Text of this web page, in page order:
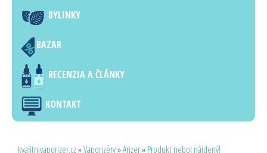
BYLINKY
BAZAR
RECENZIA A ČLÁNKY
KONTAKT
kvalitnivaporizer.cz»Vaporizéry»Arizer»Produkt nebol nájdený!